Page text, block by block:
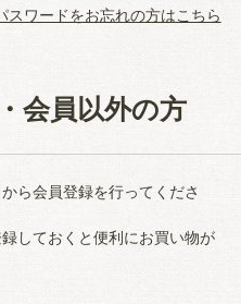
スワードをお忘れの方はこちら
会員以外の方
ら会員登録を行ってくださ
しておくと便利にお買い物が